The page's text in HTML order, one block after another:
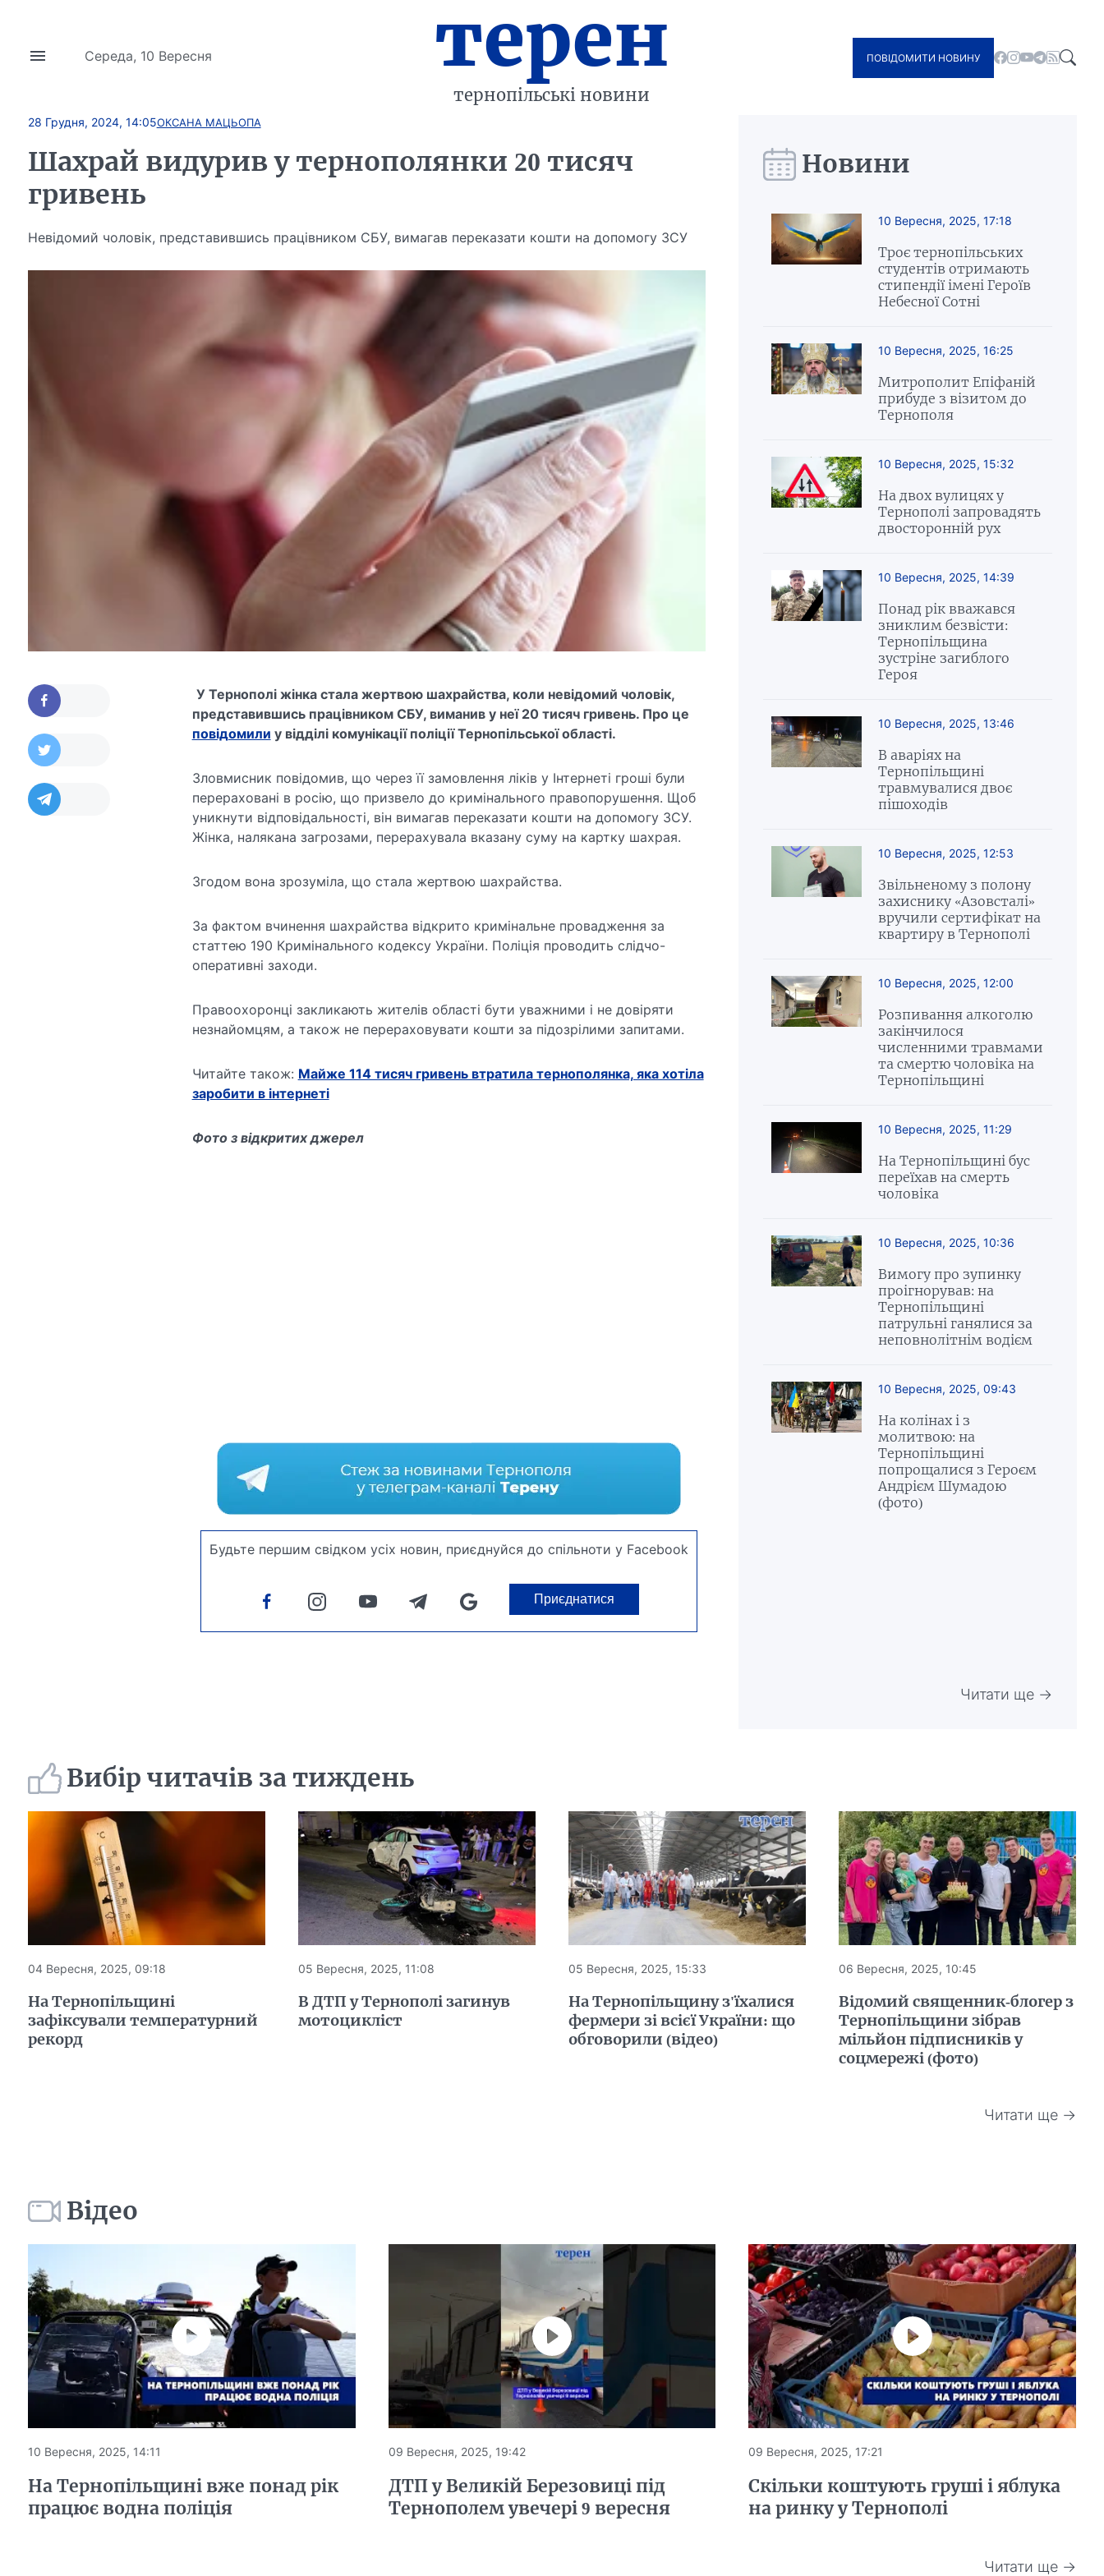
Середа, 10 Вересня терен
тернопільські новини
ПОВІДОМИТИ НОВИНУ
28 Грудня, 2024, 14:05ОКСАНА МАЦЬОПА
Шахрай видурив у тернополянки 20 тисяч
гривень
Невідомий чоловік, представившись працівником СБУ, вимагав переказати кошти на допомогу ЗСУ
У Тернополі жінка стала жертвою шахрайства, коли невідомий чоловік,
представившись працівником СБУ, виманив у неї 20 тисяч гривень. Про це
повідомили у відділі комунікації поліції Тернопільської області.
Зловмисник повідомив, що через її замовлення ліків у Інтернеті гроші були
перераховані в росію, що призвело до кримінального правопорушення. Щоб
уникнути відповідальності, він вимагав переказати кошти на допомогу ЗСУ.
Жінка, налякана загрозами, перерахувала вказану суму на картку шахрая.
Згодом вона зрозуміла, що стала жертвою шахрайства.
За фактом вчинення шахрайства відкрито кримінальне провадження за
статтею 190 Кримінального кодексу України. Поліція проводить слідчо-
оперативні заходи.
Правоохоронці закликають жителів області бути уважними і не довіряти
незнайомцям, а також не перераховувати кошти за підозрілими запитами.
Читайте також: Майже 114 тисяч гривень втратила тернополянка, яка хотіла
заробити в інтернеті
Фото з відкритих джерел
Будьте першим свідком усіх новин, приєднуйся до спільноти у Facebook
Приєднатися
Новини
10 Вересня, 2025, 17:18
Троє тернопільських
студентів отримають
стипендії імені Героїв
Небесної Сотні
10 Вересня, 2025, 16:25
Митрополит Епіфаній
прибуде з візитом до
Тернополя
10 Вересня, 2025, 15:32
На двох вулицях у
Тернополі запровадять
двосторонній рух
10 Вересня, 2025, 14:39
Понад рік вважався
зниклим безвісти:
Тернопільщина
зустріне загиблого
Героя
10 Вересня, 2025, 13:46
В аваріях на
Тернопільщині
травмувалися двоє
пішоходів
10 Вересня, 2025, 12:53
Звільненому з полону
захиснику «Азовсталі»
вручили сертифікат на
квартиру в Тернополі
10 Вересня, 2025, 12:00
Розпивання алкоголю
закінчилося
численними травмами
та смертю чоловіка на
Тернопільщині
10 Вересня, 2025, 11:29
На Тернопільщині бус
переїхав на смерть
чоловіка
10 Вересня, 2025, 10:36
Вимогу про зупинку
проігнорував: на
Тернопільщині
патрульні ганялися за
неповнолітнім водієм
10 Вересня, 2025, 09:43
На колінах і з
молитвою: на
Тернопільщині
попрощалися з Героєм
Андрієм Шумадою
(фото)
Читати ще →
Вибір читачів за тиждень
04 Вересня, 2025, 09:18
На Тернопільщині
зафіксували температурний
рекорд
05 Вересня, 2025, 11:08
В ДТП у Тернополі загинув
мотоцикліст
05 Вересня, 2025, 15:33
На Тернопільщину з'їхалися
фермери зі всієї України: що
обговорили (відео)
06 Вересня, 2025, 10:45
Відомий священник-блогер з
Тернопільщини зібрав
мільйон підписників у
соцмережі (фото)
Читати ще →
Відео
10 Вересня, 2025, 14:11
На Тернопільщині вже понад рік
працює водна поліція
09 Вересня, 2025, 19:42
ДТП у Великій Березовиці під
Тернополем увечері 9 вересня
09 Вересня, 2025, 17:21
Скільки коштують груші і яблука
на ринку у Тернополі
Читати ще →